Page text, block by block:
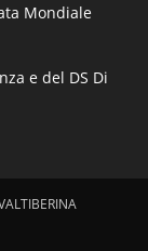
Mondiale
e del DS Di